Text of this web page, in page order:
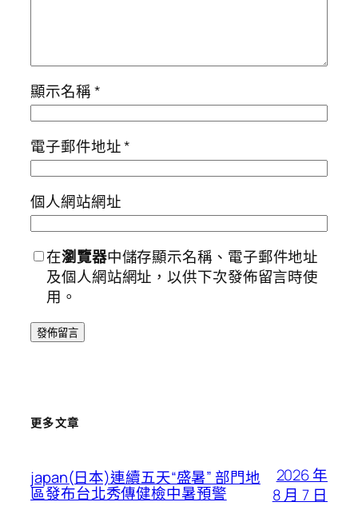
顯示名稱*
電子郵件地址*
個人網站網址
在瀏覽器中儲存顯示名稱、電子郵件地址
及個人網站網址，以供下次發佈留言時使
用。
更多文章
japan(日本)連續五天“盛暑” 部門地
區發布台北秀傳健檢中暑預警
2026 年
8 月 7 日